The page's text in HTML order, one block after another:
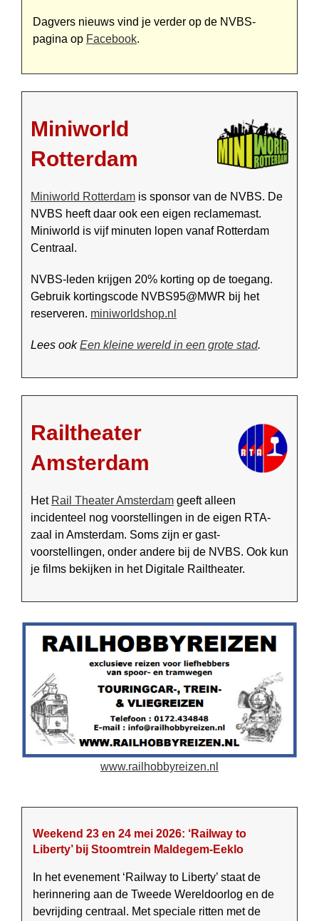
Dagvers nieuws vind je verder op de NVBS-
pagina op Facebook.
Miniworld
Rotterdam
Miniworld Rotterdam is sponsor van de NVBS. De
NVBS heeft daar ook een eigen reclamemast.
Miniworld is vijf minuten lopen vanaf Rotterdam
Centraal.
NVBS-leden krijgen 20% korting op de toegang.
Gebruik kortingscode NVBS95@MWR bij het
reserveren. miniworldshop.nl
Lees ookEen kleine wereld in een grote stad.
Railtheater
Amsterdam
Het Rail Theater Amsterdam geeft alleen
incidenteel nog voorstellingen in de eigen RTA-
zaal in Amsterdam. Soms zijn er gast­­
voorstellingen, onder andere bij de NVBS. Ook kun
je films bekijken in het Digitale Rail­theater.
www.railhobbyreizen.nl
Weekend 23 en 24 mei 2026: ‘Railway to
Liberty’ bij Stoomtrein Maldegem-Eeklo
In het evenement ‘Railway to Liberty’ staat de
herinnering aan de Tweede Wereld­oorlog en de
bevrijding centraal. Met speciale ritten met de